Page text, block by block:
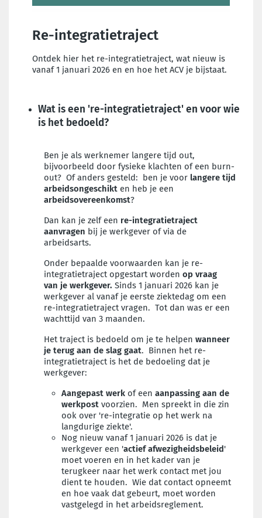
Re-integratietraject
Ontdek hier het re-integratietraject, wat nieuw is
vanaf 1 januari 2026 en en hoe het ACV je bijstaat.
Wat is een 're-integratietraject' en voor wie
is het bedoeld?
Ben je als werknemer langere tijd out,
bijvoorbeeld door fysieke klachten of een burn-
out? Of anders gesteld: ben je voor langere tijd
arbeidsongeschikt en heb je een
arbeidsovereenkomst?
Dan kan je zelf een re-integratietraject
aanvragen bij je werkgever of via de
arbeidsarts.
Onder bepaalde voorwaarden kan je re-
integratietraject opgestart worden op vraag
van je werkgever. Sinds 1 januari 2026 kan je
werkgever al vanaf je eerste ziektedag om een
re-integratietraject vragen. Tot dan was er een
wachttijd van 3 maanden.
Het traject is bedoeld om je te helpen wanneer
je terug aan de slag gaat. Binnen het re-
integratietraject is het de bedoeling dat je
werkgever:
Aangepast werk of een aanpassing aan de
werkpost voorzien. Men spreekt in die zin
ook over 're-integratie op het werk na
langdurige ziekte'.
Nog nieuw vanaf 1 januari 2026 is dat je
werkgever een 'actief afwezigheidsbeleid'
moet voeren en in het kader van je
terugkeer naar het werk contact met jou
dient te houden. Wie dat contact opneemt
en hoe vaak dat gebeurt, moet worden
vastgelegd in het arbeidsreglement.